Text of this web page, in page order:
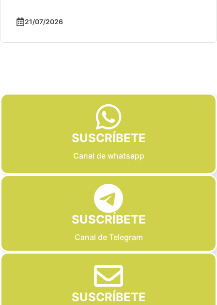
21/07/2026
SUSCRÍBETE
Canal de whatsapp
SUSCRÍBETE
Canal de Telegram
SUSCRÍBETE